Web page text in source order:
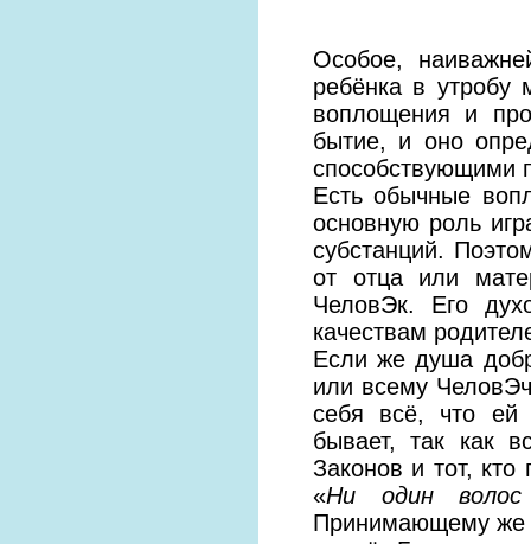
Особое,
ребёнка в утробу
воплощения и
бытие, и оно
способствующими
Есть обычные
основную роль
субстанций.
от отца или
ЧеловЭк. Его
качествам
Если же душа
или всему
себя всё, что ей
бывает, так как
Законов и тот, кто
«Ни один
Принимающему же